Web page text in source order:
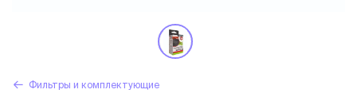
Фильтры и комплектующие